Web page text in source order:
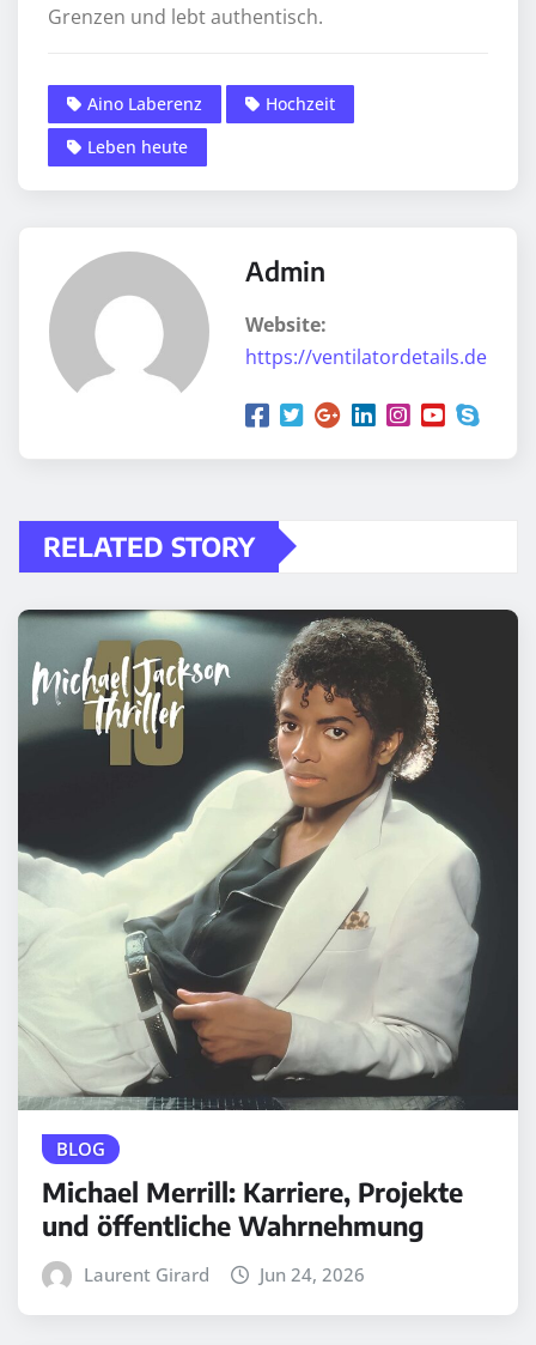
Grenzen und lebt authentisch.
Aino Laberenz
Hochzeit
Leben heute
Admin
Website:
https://ventilatordetails.de
RELATED STORY
BLOG
Michael Merrill: Karriere, Projekte
und öffentliche Wahrnehmung
Laurent Girard Jun 24, 2026